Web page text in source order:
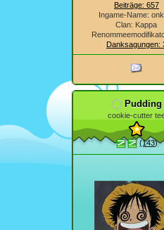
Beiträge: 657
Ingame-Name:
Clan: Kappa
Danksagungen:
Pudding
cookie-cutter
(143)